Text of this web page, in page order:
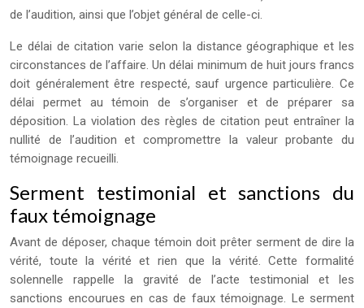
de l’audition, ainsi que l’objet général de celle-ci.
Le délai de citation varie selon la distance géographique et les
circonstances de l’affaire. Un délai minimum de huit jours francs
doit généralement être respecté, sauf urgence particulière. Ce
délai permet au témoin de s’organiser et de préparer sa
déposition. La violation des règles de citation peut entraîner la
nullité de l’audition et compromettre la valeur probante du
témoignage recueilli.
Serment testimonial et sanctions du
faux témoignage
Avant de déposer, chaque témoin doit prêter serment de dire la
vérité, toute la vérité et rien que la vérité. Cette formalité
solennelle rappelle la gravité de l’acte testimonial et les
sanctions encourues en cas de faux témoignage. Le serment